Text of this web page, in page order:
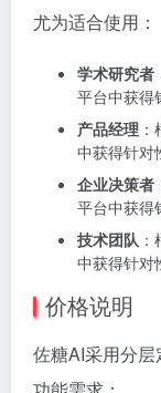
尤为适合使用：
学术研究者
平台中获得
产品经理
中获得针对
企业决策者
平台中获得
技术团队
中获得针对
价格说明
佐糖AI采用分